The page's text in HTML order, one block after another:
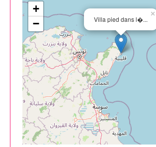
Villa pied dans l�...
×
+
−